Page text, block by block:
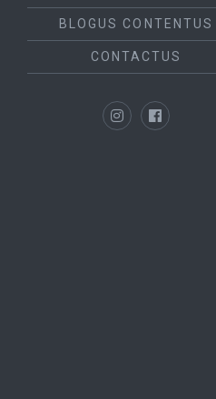
BLOGUS CONTENTUS
CONTACTUS
InstagramFacebook